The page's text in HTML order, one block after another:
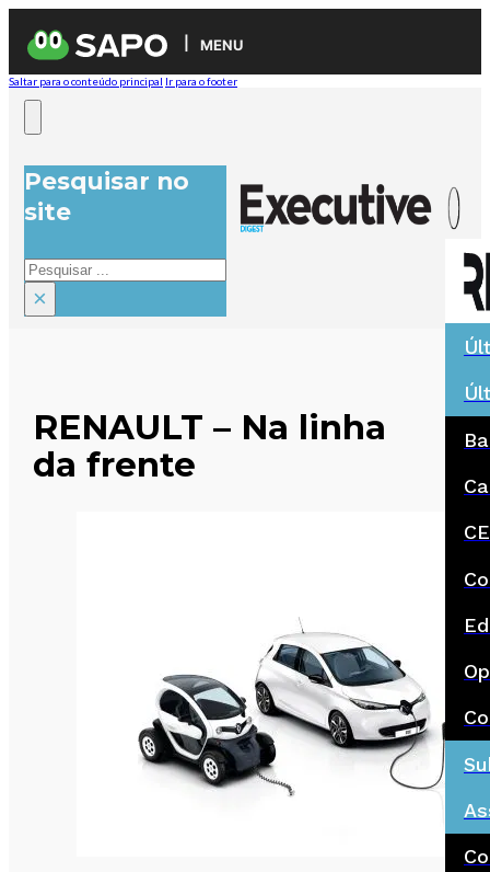
MENU
Saltar para o conteúdo principal Ir para o footer
Pesquisar no
site
Pesquisar
×
RENAULT – Na linha
da frente